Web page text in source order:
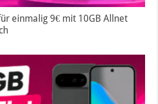
einmalig 9€ mit 10GB Allnet